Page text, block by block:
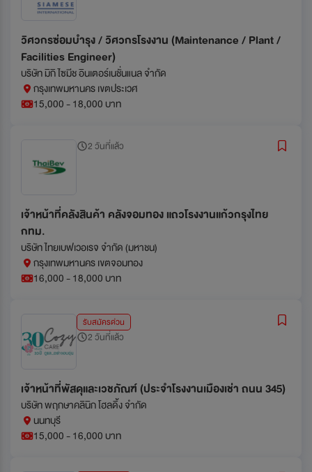
วิศวกรซ่อมบำรุง / วิศวกรโรงงาน (Maintenance / Plant /
Facilities Engineer)
บริษัท มิกิ ไซมีช อินเตอร์เนชั่นแนล จำกัด
กรุงเทพมหานคร เขตประเวศ
15,000 - 18,000 บาท
2 วันที่แล้ว
เจ้าหน้าที่คลังสินค้า คลังจอมทอง แถวโรงงานแก้วกรุงไทย
กทม.
บริษัท ไทยเบฟเวอเรจ จำกัด (มหาชน)
กรุงเทพมหานคร เขตจอมทอง
16,000 - 18,000 บาท
รับสมัครด่วน
2 วันที่แล้ว
เจ้าหน้าที่พัสดุและเวชภัณฑ์ (ประจำโรงงานเมืองเช่า ถนน 345)
บริษัท พฤกษาคลินิก โฮลดิ้ง จำกัด
นนทบุรี
15,000 - 16,000 บาท